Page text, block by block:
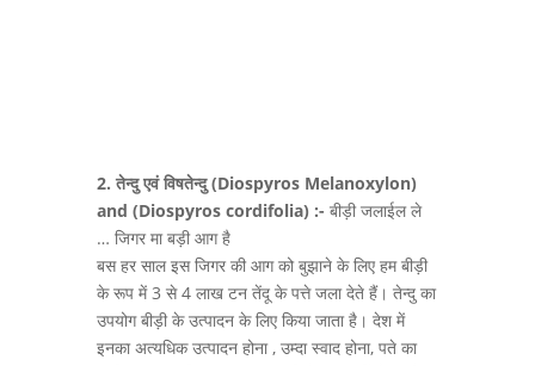
2. तेन्दु एवं विषतेन्दु(Diospyros Melanoxylon)
and (Diospyros cordifolia) :- बीड़ी जलाईल ले
… जिगर मा बड़ी आग है
बस हर साल इस जिगर की आग को बुझाने के लिए हम बीड़ी
के रूप में 3 से 4 लाख टन तेंदू के पत्ते जला देते हैं। तेन्दु का
उपयोग बीड़ी के उत्पादन के लिए किया जाता है। देश में
इनका अत्यधिक उत्पादन होना , उम्दा स्वाद होना, पते का